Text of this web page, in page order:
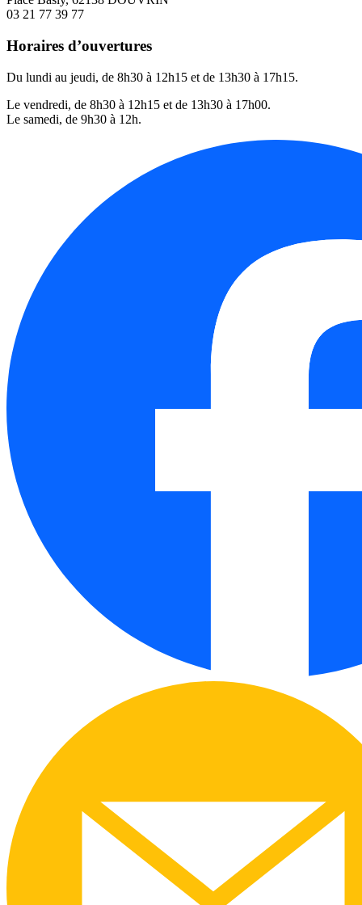
03 21 77 39 77
Horaires d’ouvertures
Du lundi au jeudi, de 8h30 à 12h15 et de 13h30 à 17h15.
Le vendredi, de 8h30 à 12h15 et de 13h30 à 17h00.
Le samedi, de 9h30 à 12h.